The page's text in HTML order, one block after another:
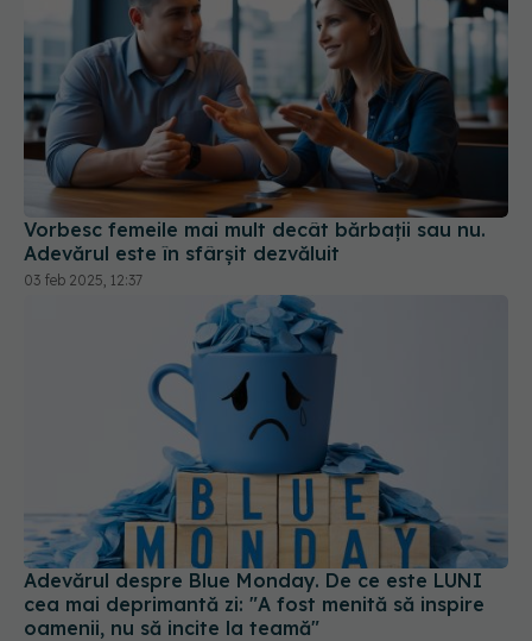
Vorbesc femeile mai mult decât bărbații sau nu.
Adevărul este în sfârșit dezvăluit
03 feb 2025, 12:37
Adevărul despre Blue Monday. De ce este LUNI
cea mai deprimantă zi: "A fost menită să inspire
oamenii, nu să incite la teamă"